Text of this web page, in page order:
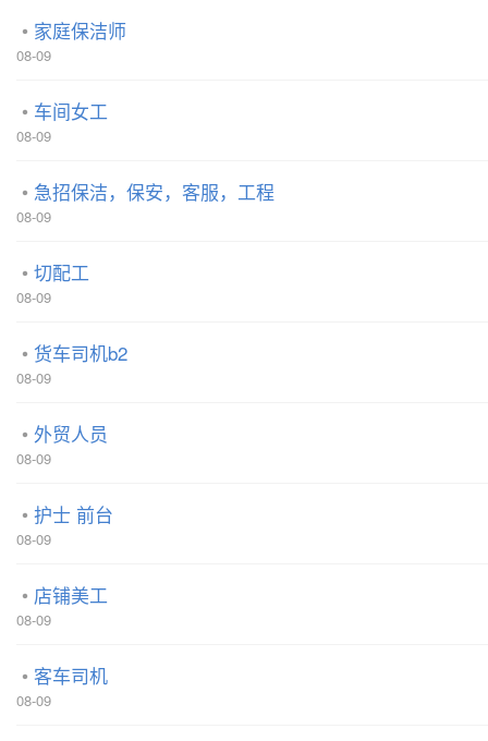
家庭保洁师
08-09
车间女工
08-09
急招保洁，保安，客服，工程
08-09
切配工
08-09
货车司机b2
08-09
外贸人员
08-09
护士 前台
08-09
店铺美工
08-09
客车司机
08-09